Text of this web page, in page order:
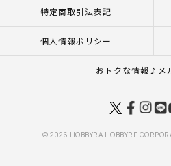
特定商取引法表記
個人情報ポリシー
おトクな情報♪メ
© 2026 HOBBYRA HOBBYRE